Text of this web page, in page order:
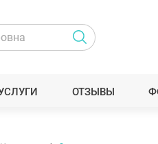
ОТЗЫВЫ